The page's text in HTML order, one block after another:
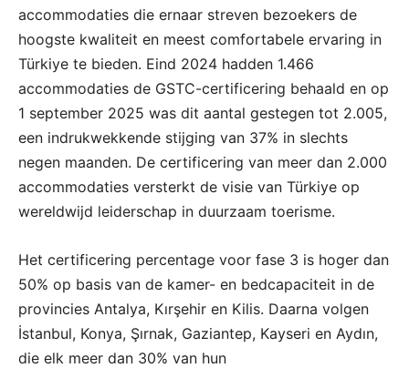
accommodaties die ernaar streven bezoekers de
hoogste kwaliteit en meest comfortabele ervaring in
Türkiye te bieden. Eind 2024 hadden 1.466
accommodaties de GSTC-certificering behaald en op
1 september 2025 was dit aantal gestegen tot 2.005,
een indrukwekkende stijging van 37% in slechts
negen maanden. De certificering van meer dan 2.000
accommodaties versterkt de visie van Türkiye op
wereldwijd leiderschap in duurzaam toerisme.
Het certificering percentage voor fase 3 is hoger dan
50% op basis van de kamer- en bedcapaciteit in de
provincies Antalya, Kırşehir en Kilis. Daarna volgen
İstanbul, Konya, Şırnak, Gaziantep, Kayseri en Aydın,
die elk meer dan 30% van hun